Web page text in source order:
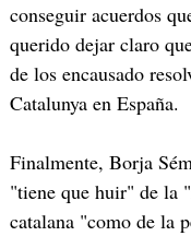
conseguir acuerdos
querido dejar claro
de los encausado
Catalunya en España.
Finalmente, Borja
"tiene que huir" de la
catalana "como de la